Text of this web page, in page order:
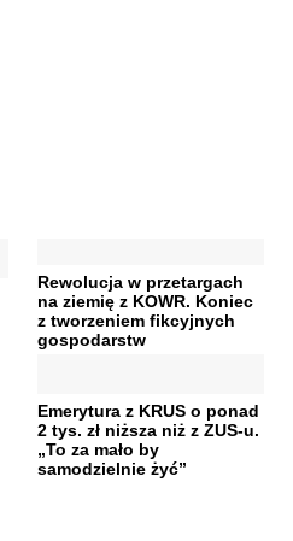
Rewolucja w przetargach
na ziemię z KOWR. Koniec
z tworzeniem fikcyjnych
gospodarstw
Emerytura z KRUS o ponad
2 tys. zł niższa niż z ZUS-u.
„To za mało by
samodzielnie żyć”